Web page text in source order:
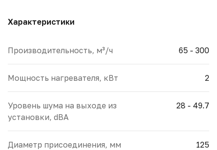
Характеристики
Производительность, м³/ч 65 - 300
Мощность нагревателя, кВт 2
Уровень шума на выходе из
установки, dBA
28 - 49.7
Диаметр присоединения, мм 125